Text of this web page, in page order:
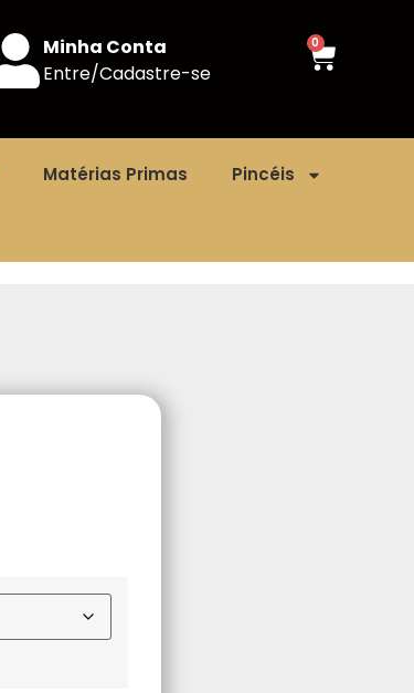
Minha Conta
Entre/Cadastre-se
0
Matérias Primas Pincéis